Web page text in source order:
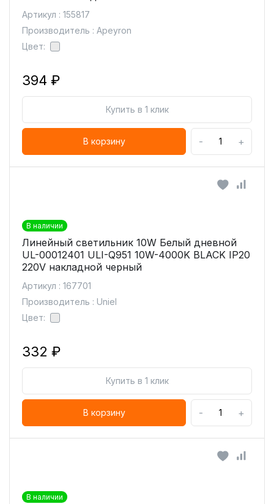
Артикул : 155817
Производитель : Apeyron
Цвет:
394 ₽
Купить в 1 клик
В корзину - +
В наличии
Линейный светильник 10W Белый дневной
UL-00012401 ULI-Q951 10W-4000K BLACK IP20
220V накладной черный
Артикул : 167701
Производитель : Uniel
Цвет:
332 ₽
Купить в 1 клик
В корзину - +
В наличии